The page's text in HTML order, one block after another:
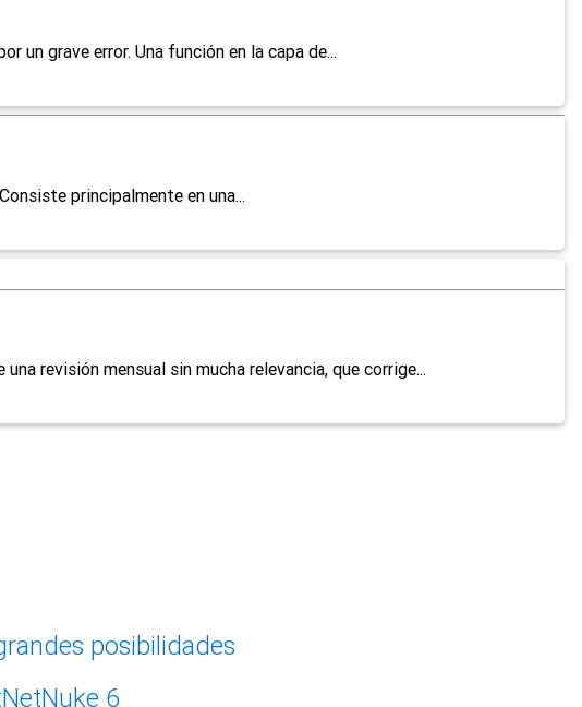
un grave error. Una función en la capa de...
principalmente en una...
revisión mensual sin mucha relevancia, que corrige...
posibilidades
6